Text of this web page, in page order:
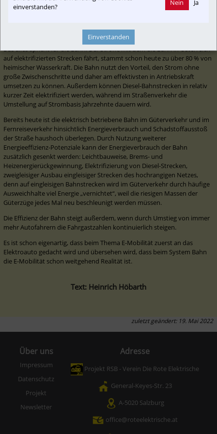
Energiewende zu Gunsten des Stroms verändern.
Energiequellen die energetische Hauptsäule werden.
Das alles spricht für die Bahn. Der Strom, mit dem die Bahn in Österreich
auf elektrifizierten Strecken fährt, stammt schon heute zu über 80 % von
heimischer Wasserkraft. Die Bahn nutzt den Vorteil, den Strom ohne
große Zwischenschritte und daher am effektivsten in Antriebskraft
umsetzen zu können. Außerdem können Diesel-Bahnstrecken in relativ
kurzer Zeit elektrifiziert werden, während im Straßenverkehr die
Umstellung auf Strombasis Jahrzehnte dauern wird.
Bereits heute ist die elektrisch betriebene Bahn im Güterverkehr und im
Fernreiseverkehr hinsichtlich Energieverbrauch und Schadstoffausstoß
der Straße haushoch überlegen. Durch Nutzung weiterer
Energieeffizienz-Potenziale kann der Energieverbrauch der Bahn
zusätzlich gesenkt werden: Leichtbauweise, Brems- und
Heizenergierückgewinnung, Elektrifizierung von Diesel-Strecken,
zweigleisiger Ausbau eingleisiger Strecken des hochrangigen Netzes,
denn auf eingleisigen Bahnstrecken wird im Güterverkehr durch häufige
Ausweichhalte viel Energie „vernichtet“, weil die riesigen Massen der
Güterzüge jedes Mal neu beschleunigt werden müssen.
Die Effizienz der Bahn steigt außerdem, wenn durch Umstieg von immer
mehr Autofahrern die Fahrgastzahlen kontinuierlich steigen.
Es ist schon eigenartig, dass beim Thema E-Mobilität zuerst an das
Elektroauto gedacht wird und übersehen wird, dass beim System Bahn
die E-Mobilität schon weitgehend Realität ist.
Text: Heinrich Höbarth
zuletzt geändert: 19. Mai 2022
Über uns
Impressum
Datenschutz
Projekt
Newsletter
Adresse
Projekt RSB - Verein Die Rote Elektrische
General-Keyes-Str. 23
A-5020 Salzburg
office@roteelektrische.at
einverstanden?
Nein Ja
Einverstanden